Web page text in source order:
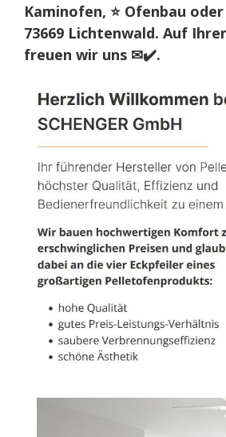
Kaminofen, ⭐ Ofenbau
73669 Lichtenwald. Auf
freuen wir uns ✉✔️.